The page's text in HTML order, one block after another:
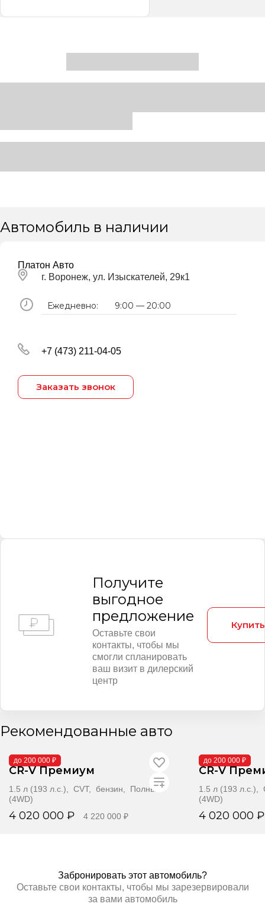
Автомобиль в наличии
Платон Авто
г. Воронеж, ул. Изыскателей, 29к1
Ежедневно: 9:00 — 20:00
+7 (473) 211-04-05
Заказать звонок
Получитe
выгодное
предложение
Оставьте свои
контакты, чтобы мы
смогли спланировать
ваш визит в дилерский
центр
Рекомендованные авто
до 200 000 ₽
В поставке
CR-V Премиум
1.5 л (193 л.с.), CVT, бензин, Полный
(4WD)
4 020 000 ₽ 4 220 000 ₽
до 200 000 ₽
В поставке
CR-V
1.5 л (193 л.с.),
(4WD)
4 020 000 ₽
Забронировать этот автомобиль?
Оставьте свои контакты, чтобы мы зарезервировали
за вами автомобиль